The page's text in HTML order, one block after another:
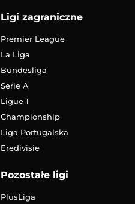
Ligi zagraniczne
Premier League
La Liga
Bundesliga
Serie A
Ligue 1
Championship
Liga Portugalska
Eredivisie
Pozostałe ligi
PlusLiga